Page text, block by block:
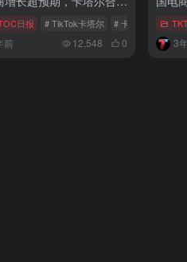
剧出海
日报 # TikTok卡塔尔 # 卡塔尔合作备忘
前 12,548 0 3